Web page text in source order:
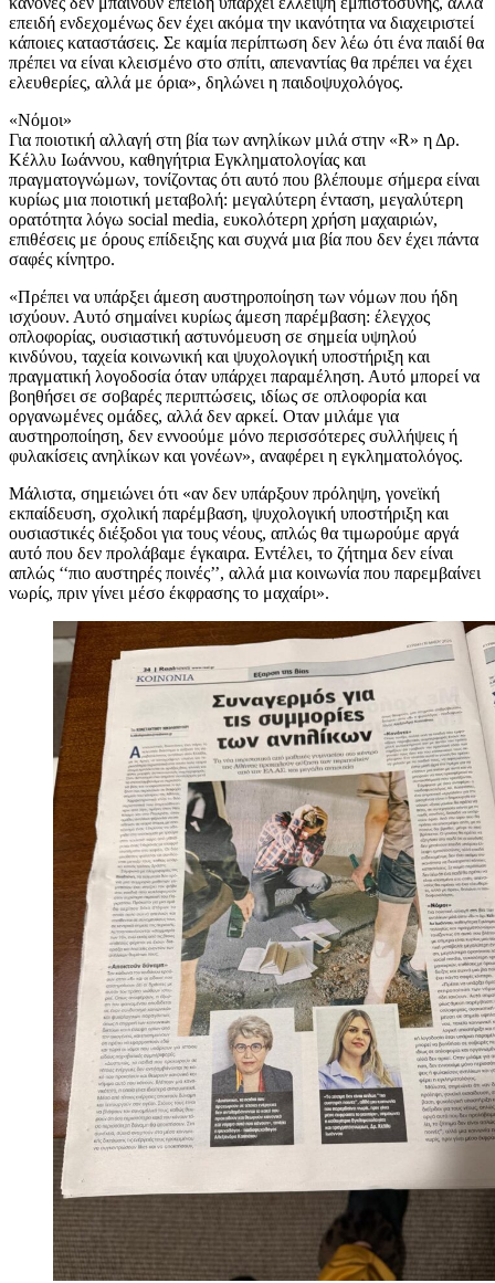
επειδή ενδεχομένως δεν έχει ακόμα την ικανότητα να διαχειριστεί
κάποιες καταστάσεις. Σε καμία περίπτωση δεν λέω ότι ένα παιδί θα
πρέπει να είναι κλεισμένο στο σπίτι, απεναντίας θα πρέπει να έχει
ελευθερίες, αλλά με όρια», δηλώνει η παιδοψυχολόγος.
«Νόμοι»
Για ποιοτική αλλαγή στη βία των ανηλίκων μιλά στην «R» η Δρ.
Κέλλυ Ιωάννου, καθηγήτρια Εγκληματολογίας και
πραγματογνώμων, τονίζοντας ότι αυτό που βλέπουμε σήμερα είναι
κυρίως μια ποιοτική μεταβολή: μεγαλύτερη ένταση, μεγαλύτερη
ορατότητα λόγω social media, ευκολότερη χρήση μαχαιριών,
επιθέσεις με όρους επίδειξης και συχνά μια βία που δεν έχει πάντα
σαφές κίνητρο.
«Πρέπει να υπάρξει άμεση αυστηροποίηση των νόμων που ήδη
ισχύουν. Αυτό σημαίνει κυρίως άμεση παρέμβαση: έλεγχος
οπλοφορίας, ουσιαστική αστυνόμευση σε σημεία υψηλού
κινδύνου, ταχεία κοινωνική και ψυχολογική υποστήριξη και
πραγματική λογοδοσία όταν υπάρχει παραμέληση. Αυτό μπορεί να
βοηθήσει σε σοβαρές περιπτώσεις, ιδίως σε οπλοφορία και
οργανωμένες ομάδες, αλλά δεν αρκεί. Οταν μιλάμε για
αυστηροποίηση, δεν εννοούμε μόνο περισσότερες συλλήψεις ή
φυλακίσεις ανηλίκων και γονέων», αναφέρει η εγκληματολόγος.
Μάλιστα, σημειώνει ότι «αν δεν υπάρξουν πρόληψη, γονεϊκή
εκπαίδευση, σχολική παρέμβαση, ψυχολογική υποστήριξη και
ουσιαστικές διέξοδοι για τους νέους, απλώς θα τιμωρούμε αργά
αυτό που δεν προλάβαμε έγκαιρα. Εντέλει, το ζήτημα δεν είναι
απλώς ‘‘πιο αυστηρές ποινές’’, αλλά μια κοινωνία που παρεμβαίνει
νωρίς, πριν γίνει μέσο έκφρασης το μαχαίρι».